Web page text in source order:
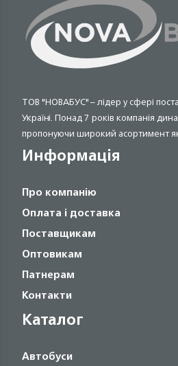
ТОВ "НОВАБУС" – лідер у сфері
Україні. Понад 7 років компанія
пропонуючи широкий асортимент
Информація
Про компанію
Оплата і доставка
Поставщикам
Оптовикам
Патнерам
Контакти
Каталог
Автобуси